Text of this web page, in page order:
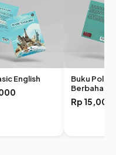
English
Buku Pola
Berbahasa
Rp 15,000